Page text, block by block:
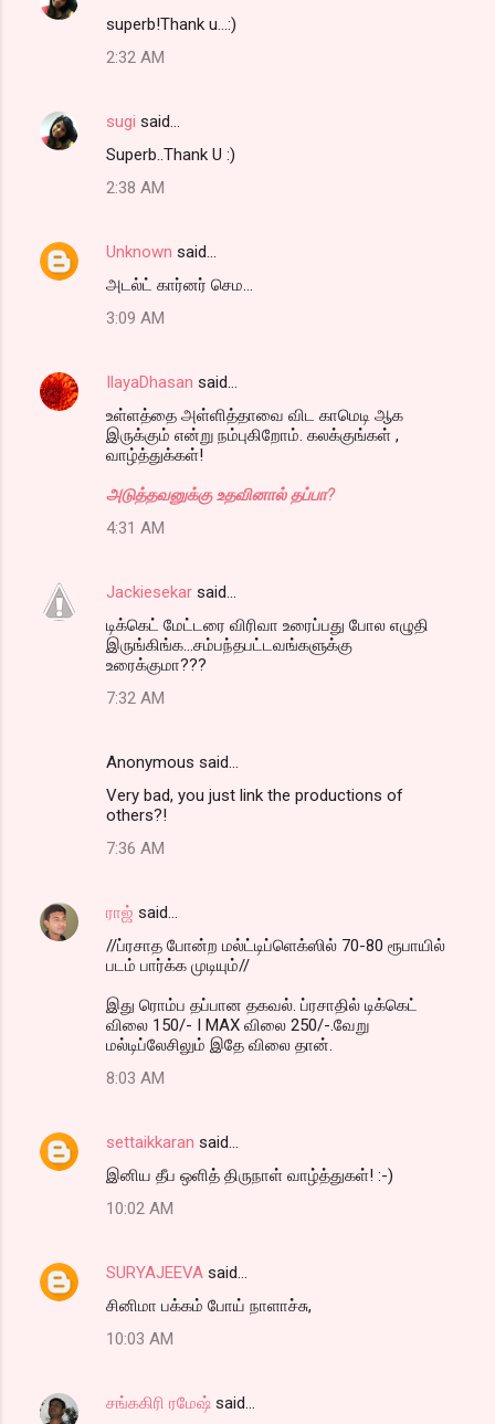
superb!Thank u...:)
2:32 AM
sugi said…
Superb..Thank U :)
2:38 AM
Unknown said…
அடல்ட் கார்னர் செம...
3:09 AM
IlayaDhasan said…
உள்ளத்தை அள்ளித்தாவை விட காமெடி ஆக
இருக்கும் என்று நம்புகிறோம். கலக்குங்கள் ,
வாழ்த்துக்கள்!
அடுத்தவனுக்கு உதவினால் தப்பா?
4:31 AM
Jackiesekar said…
டிக்கெட் மேட்டரை விரிவா உரைப்பது போல எழுதி
இருங்கிங்க...சம்பந்தபட்டவங்களுக்கு
உரைக்குமா???
7:32 AM
Anonymous said…
Very bad, you just link the productions of
others?!
7:36 AM
ராஜ் said…
//ப்ரசாத போன்ற மல்ட்டிப்ளெக்ஸில் 70-80 ரூபாயில்
படம் பார்க்க முடியும்//
இது ரொம்ப தப்பான தகவல். ப்ரசாதில் டிக்கெட்
விலை 150/- I MAX விலை 250/-.வேறு
மல்டிப்லேசிலும் இதே விலை தான்.
8:03 AM
settaikkaran said…
இனிய தீப ஒளித் திருநாள் வாழ்த்துகள்! :-)
10:02 AM
SURYAJEEVA said…
சினிமா பக்கம் போய் நாளாச்சு,
10:03 AM
சங்ககிரி ரமேஷ் said…